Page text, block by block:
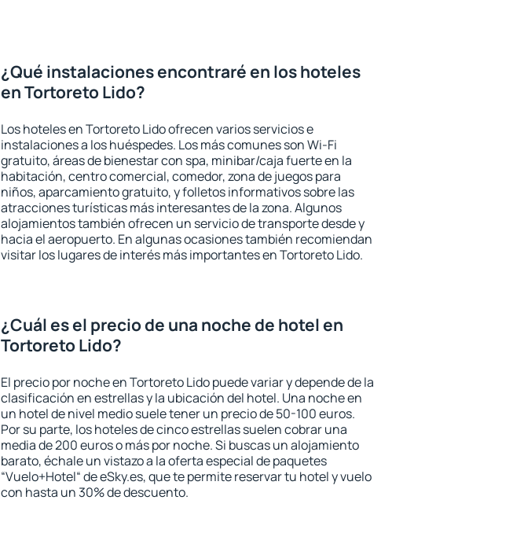
¿Qué instalaciones encontraré en los hoteles
en Tortoreto Lido?
Los hoteles en Tortoreto Lido ofrecen varios servicios e
instalaciones a los huéspedes. Los más comunes son Wi-Fi
gratuito, áreas de bienestar con spa, minibar/caja fuerte en la
habitación, centro comercial, comedor, zona de juegos para
niños, aparcamiento gratuito, y folletos informativos sobre las
atracciones turísticas más interesantes de la zona. Algunos
alojamientos también ofrecen un servicio de transporte desde y
hacia el aeropuerto. En algunas ocasiones también recomiendan
visitar los lugares de interés más importantes en Tortoreto Lido.
¿Cuál es el precio de una noche de hotel en
Tortoreto Lido?
El precio por noche en Tortoreto Lido puede variar y depende de la
clasificación en estrellas y la ubicación del hotel. Una noche en
un hotel de nivel medio suele tener un precio de 50-100 euros.
Por su parte, los hoteles de cinco estrellas suelen cobrar una
media de 200 euros o más por noche. Si buscas un alojamiento
barato, échale un vistazo a la oferta especial de paquetes
“Vuelo+Hotel“ de eSky.es, que te permite reservar tu hotel y vuelo
con hasta un 30% de descuento.